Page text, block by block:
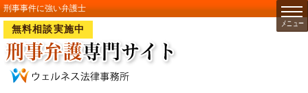
刑事事件に強い弁護士
無料相談実施中